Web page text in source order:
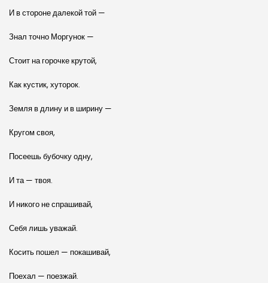
И в стороне далекой той —
Знал точно Моргунок —
Стоит на горочке крутой,
Как кустик, хуторок.
Земля в длину и в ширину —
Кругом своя,
Посеешь бубочку одну,
И та — твоя.
И никого не спрашивай,
Себя лишь уважай.
Косить пошел — покашивай,
Поехал — поезжай.